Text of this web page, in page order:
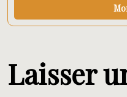
Laisser